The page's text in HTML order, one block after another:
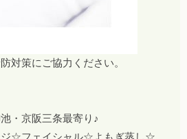
対策にご協力ください。
・京阪三条最寄り♪